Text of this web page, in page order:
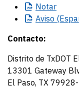
Notar
Aviso
Contacto:
Distrito de TxDOT
13301 Gateway
El Paso, TX